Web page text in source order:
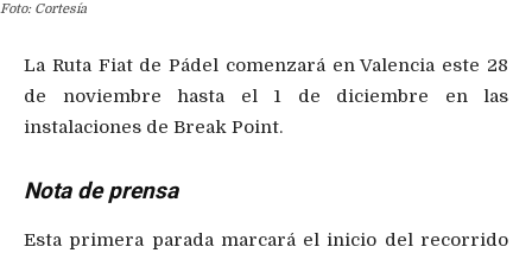
Foto: Cortesía
La Ruta Fiat de Pádel comenzará en Valencia este 28
de noviembre hasta el 1 de diciembre en las
instalaciones de Break Point.
Nota de prensa
Esta primera parada marcará el inicio del recorrido